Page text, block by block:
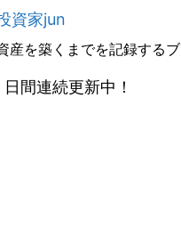
資家jun
を築くまでを記録するブ
間連続更新中！